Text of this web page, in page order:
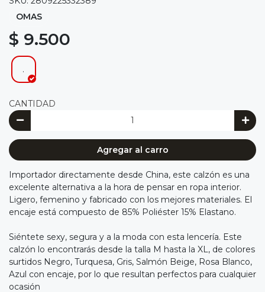
OMAS
$ 9.500
.
CANTIDAD
Agregar al carro
Importador directamente desde China, este calzón es una
excelente alternativa a la hora de pensar en ropa interior.
Ligero, femenino y fabricado con los mejores materiales. El
encaje está compuesto de 85% Poliéster 15% Elastano.
Siéntete sexy, segura y a la moda con esta lencería. Este
calzón lo encontrarás desde la talla M hasta la XL, de colores
surtidos Negro, Turquesa, Gris, Salmón Beige, Rosa Blanco,
Azul con encaje, por lo que resultan perfectos para cualquier
ocasión